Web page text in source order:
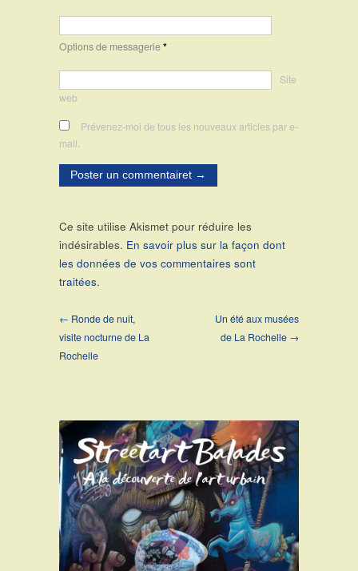
Options de messagerie*
Site
web
Prévenez-moi de tous les nouveaux articles par e-
mail.
Ce site utilise Akismet pour réduire les
indésirables. En savoir plus sur la façon dont
les données de vos commentaires sont
traitées.
← Ronde de nuit,
visite nocturne de La
Rochelle
Un été aux musées
de La Rochelle →